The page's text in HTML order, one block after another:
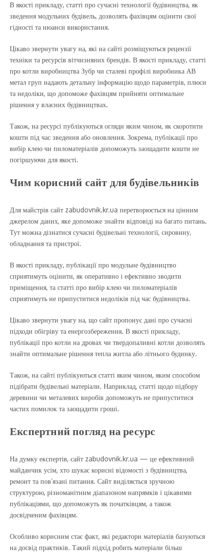
В якості прикладу, статті про сучасні технології будівництва, як
зведення модульних будівель, дозволять фахівцям оцінити свої
гідності та нюанси використання.
Цікаво звернути увагу на, які на сайті розміщуються рецензії
техніки та ресурсів вітчизняних брендів. В якості прикладу, статті
про котли виробництва Зубр чи сталеві профілі виробника АВ
метал груп надають детальну інформацію щодо параметрів, плюси
та недоліки, що допоможе фахівцям прийняти оптимальне
рішення у власних будівництвах.
Також, на ресурсі публікуються огляди яким чином, як скоротити
кошти під час зведення або оновлення. Зокрема, публікації про
вибір клею чи пиломатеріалів допоможуть заощадити кошти не
погіршуючи для якості.
Чим корисний сайт для будівельників
Для майстрів сайт zabudovnik.kr.ua перетворюється на цінним
джерелом даних, яке допоможе знайти відповіді на багато питань.
Тут можна дізнатися сучасні будівельні технології, сировину,
обладнання та пристрої.
В якості прикладу, публікації про модульне будівництво
сприятимуть оцінити, як оперативно і ефективно зводити
приміщення, та статті про вибір клею чи пиломатеріалів
сприятимуть не припуститися недоліків під час будівництва.
Цікаво звернути увагу на, що сайт пропонує дані про сучасні
підходи обігріву та енергозбереження. В якості прикладу,
публікації про котли на дровах чи твердопаливні котли дозволять
знайти оптимальне рішення тепла житла або літнього будинку.
Також, на сайті публікуються статті яким чином, яким способом
підібрати будівельні матеріали. Наприклад, статті щодо підбору
деревини чи металевих виробів допоможуть не припуститися
частих помилок та заощадити гроші.
Експертний погляд на ресурс
На думку експертів, сайт zabudovnik.kr.ua — це ефективний
майданчик усім, хто шукає корисні відомості з будівництва,
ремонт та пов’язані питання. Сайт виділяється зручною
структурою, різноманітним діапазоном напрямків і цікавими
публікаціями, що допоможуть як початківцям, а також
досвідченим фахівцям.
Особливо корисним стає факт, які редактори матеріалів базуються
на досвід практиків. Такий підхід робить матеріали більш